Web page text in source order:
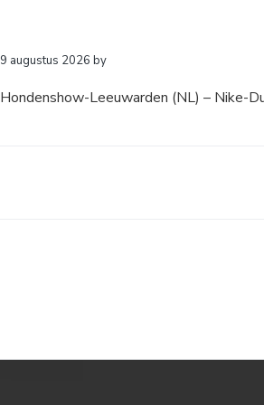
9 augustus 2026 by
Hondenshow-Leeuwarden (NL) – Nike-